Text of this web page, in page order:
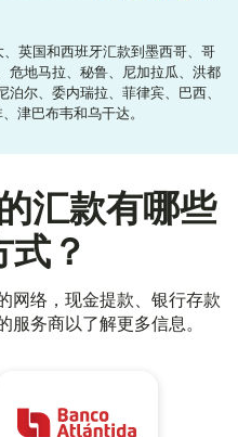
英国和西班牙汇款到墨西哥、哥
危地马拉、秘鲁、尼加拉瓜、洪都
尔、委内瑞拉、菲律宾、巴西、
津巴布韦和乌干达。
汇款有哪些
式？
网络，现金提款、银行存款
服务商以了解更多信息。